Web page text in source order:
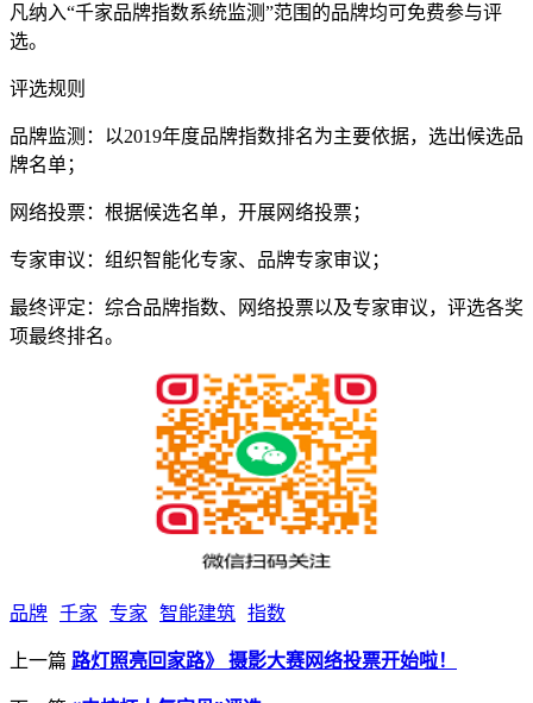
凡纳入“千家品牌指数系统监测”范围的品牌均可免费参与评
选。
评选规则
品牌监测：以2019年度品牌指数排名为主要依据，选出候选品
牌名单；
网络投票：根据候选名单，开展网络投票；
专家审议：组织智能化专家、品牌专家审议；
最终评定：综合品牌指数、网络投票以及专家审议，评选各奖
项最终排名。
品牌 千家 专家 智能建筑 指数
上一篇 路灯照亮回家路》 摄影大赛网络投票开始啦！